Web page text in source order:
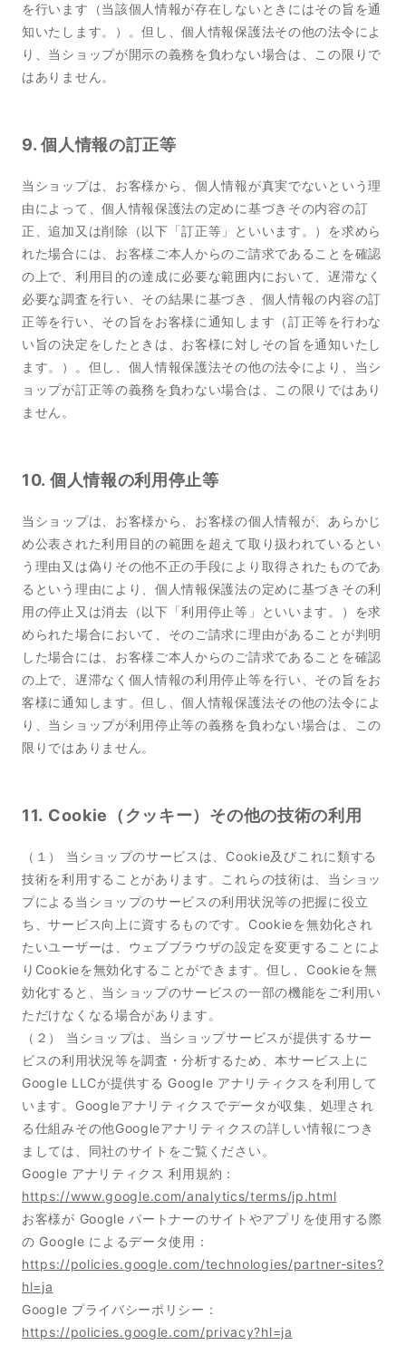
を行います（当該個人情報が存在しないときにはその旨を通
知いたします。）。但し、個人情報保護法その他の法令によ
り、当ショップが開示の義務を負わない場合は、この限りで
はありません。
9. 個人情報の訂正等
当ショップは、お客様から、個人情報が真実でないという理
由によって、個人情報保護法の定めに基づきその内容の訂
正、追加又は削除（以下「訂正等」といいます。）を求めら
れた場合には、お客様ご本人からのご請求であることを確認
の上で、利用目的の達成に必要な範囲内において、遅滞なく
必要な調査を行い、その結果に基づき、個人情報の内容の訂
正等を行い、その旨をお客様に通知します（訂正等を行わな
い旨の決定をしたときは、お客様に対しその旨を通知いたし
ます。）。但し、個人情報保護法その他の法令により、当シ
ョップが訂正等の義務を負わない場合は、この限りではあり
ません。
10. 個人情報の利用停止等
当ショップは、お客様から、お客様の個人情報が、あらかじ
め公表された利用目的の範囲を超えて取り扱われているとい
う理由又は偽りその他不正の手段により取得されたものであ
るという理由により、個人情報保護法の定めに基づきその利
用の停止又は消去（以下「利用停止等」といいます。）を求
められた場合において、そのご請求に理由があることが判明
した場合には、お客様ご本人からのご請求であることを確認
の上で、遅滞なく個人情報の利用停止等を行い、その旨をお
客様に通知します。但し、個人情報保護法その他の法令によ
り、当ショップが利用停止等の義務を負わない場合は、この
限りではありません。
11. Cookie（クッキー）その他の技術の利用
（１） 当ショップのサービスは、Cookie及びこれに類する
技術を利用することがあります。これらの技術は、当ショッ
プによる当ショップのサービスの利用状況等の把握に役立
ち、サービス向上に資するものです。Cookieを無効化され
たいユーザーは、ウェブブラウザの設定を変更することによ
りCookieを無効化することができます。但し、Cookieを無
効化すると、当ショップのサービスの一部の機能をご利用い
ただけなくなる場合があります。
（２） 当ショップは、当ショップサービスが提供するサー
ビスの利用状況等を調査・分析するため、本サービス上に
Google LLCが提供する Google アナリティクスを利用して
います。Googleアナリティクスでデータが収集、処理され
る仕組みその他Googleアナリティクスの詳しい情報につき
ましては、同社のサイトをご覧ください。
Google アナリティクス 利用規約：
https://www.google.com/analytics/terms/jp.html
お客様が Google パートナーのサイトやアプリを使用する際
の Google によるデータ使用：
https://policies.google.com/technologies/partner-sites?
hl=ja
Google プライバシーポリシー：
https://policies.google.com/privacy?hl=ja